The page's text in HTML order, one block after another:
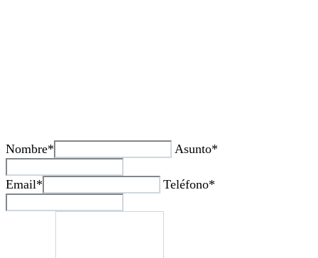
Nombre* Asunto*
Email* Teléfono*